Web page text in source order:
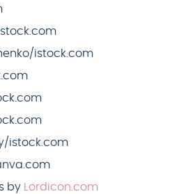
istock.com
istock.com
by
Lordicon.com